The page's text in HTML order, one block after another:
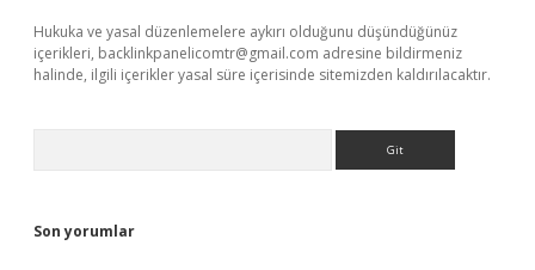
Hukuka ve yasal düzenlemelere aykırı olduğunu düşündüğünüz
içerikleri, backlinkpanelicomtr@gmail.com adresine bildirmeniz
halinde, ilgili içerikler yasal süre içerisinde sitemizden kaldırılacaktır.
Son yorumlar